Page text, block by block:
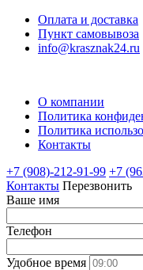
Оплата и доставка
Пункт самовывоза
info@krasznak24.ru
О компании
Политика
Политика
Контакты
+7 (908)-212-91-99 +7
Контакты Перезвонить
Ваше имя
Телефон
Удобное время